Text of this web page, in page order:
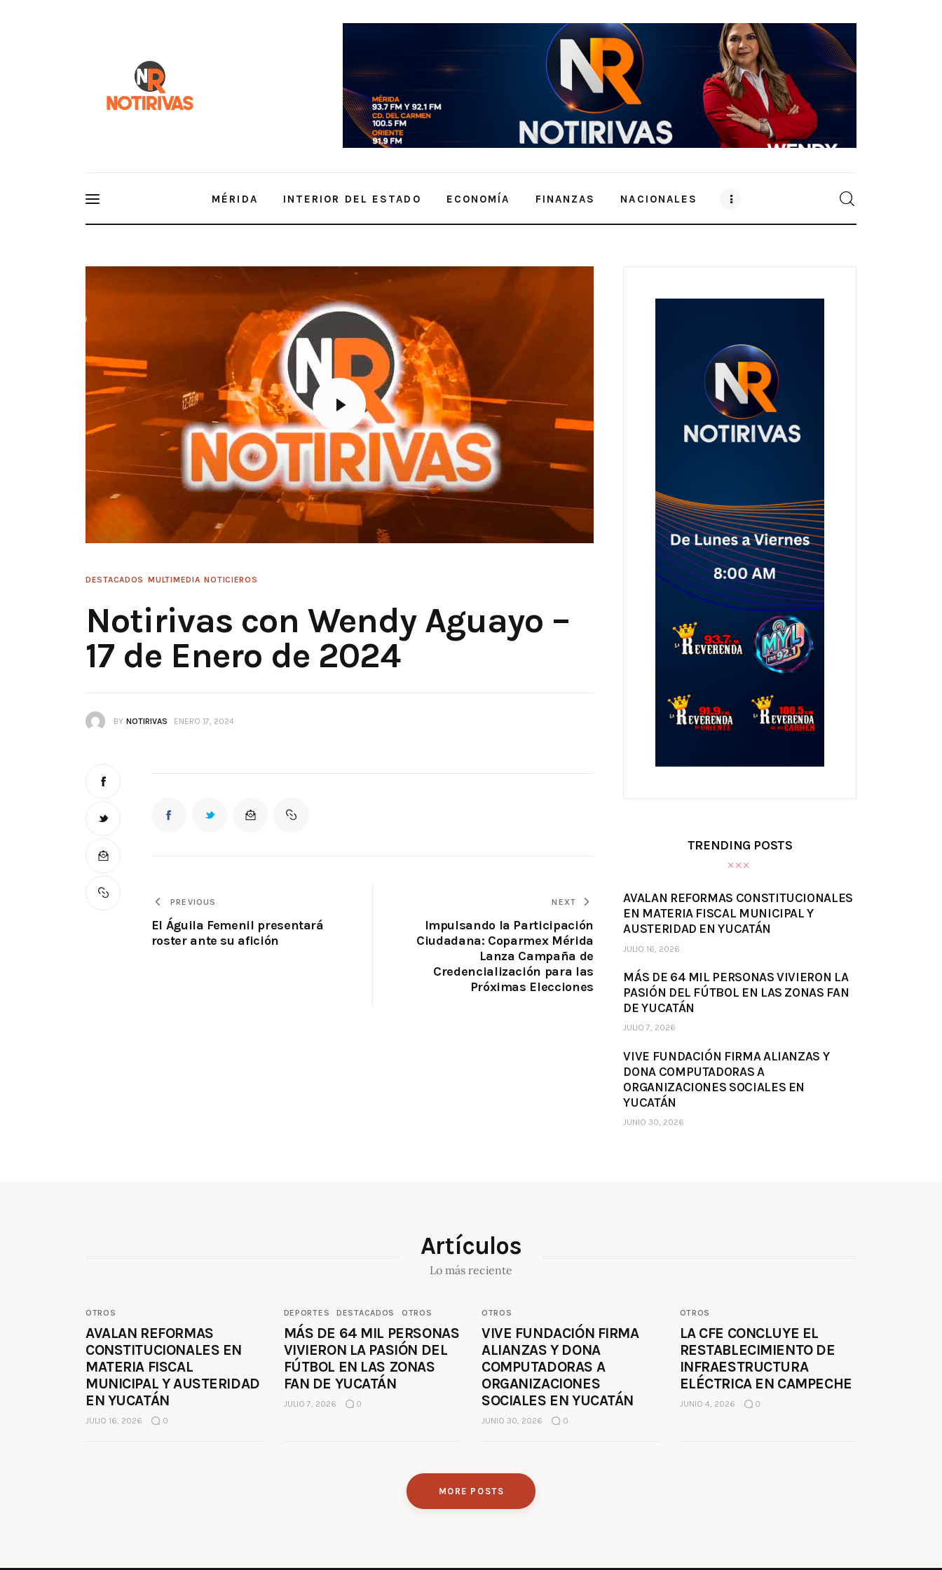
MÉRIDA INTERIOR DEL ESTADO ECONOMÍA FINANZAS NACIONALES
DESTACADOS MULTIMEDIA NOTICIEROS
Notirivas con Wendy Aguayo –
17 de Enero de 2024
BY NOTIRIVAS ENERO 17, 2024
PREVIOUS
El Águila Femenil presentará
roster ante su afición
NEXT
Impulsando la Participación
Ciudadana: Coparmex Mérida
Lanza Campaña de
Credencialización para las
Próximas Elecciones
TRENDING POSTS
AVALAN REFORMAS CONSTITUCIONALES
EN MATERIA FISCAL MUNICIPAL Y
AUSTERIDAD EN YUCATÁN
JULIO 16, 2026
MÁS DE 64 MIL PERSONAS VIVIERON LA
PASIÓN DEL FÚTBOL EN LAS ZONAS FAN
DE YUCATÁN
JULIO 7, 2026
VIVE FUNDACIÓN FIRMA ALIANZAS Y
DONA COMPUTADORAS A
ORGANIZACIONES SOCIALES EN
YUCATÁN
JUNIO 30, 2026
Artículos
Lo más reciente
OTROS
AVALAN REFORMAS
CONSTITUCIONALES EN
MATERIA FISCAL
MUNICIPAL Y AUSTERIDAD
EN YUCATÁN
JULIO 16, 2026 0
DEPORTES DESTACADOS OTROS
MÁS DE 64 MIL PERSONAS
VIVIERON LA PASIÓN DEL
FÚTBOL EN LAS ZONAS
FAN DE YUCATÁN
JULIO 7, 2026 0
OTROS
VIVE FUNDACIÓN FIRMA
ALIANZAS Y DONA
COMPUTADORAS A
ORGANIZACIONES
SOCIALES EN YUCATÁN
JUNIO 30, 2026 0
OTROS
LA CFE CONCLUYE EL
RESTABLECIMIENTO DE
INFRAESTRUCTURA
ELÉCTRICA EN CAMPECHE
JUNIO 4, 2026 0
MORE POSTS